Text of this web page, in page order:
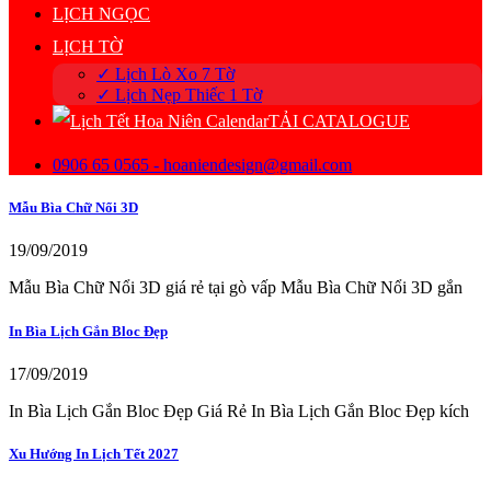
LỊCH NGỌC
LỊCH TỜ
✓ Lịch Lò Xo 7 Tờ
✓ Lịch Nẹp Thiếc 1 Tờ
TẢI CATALOGUE
0906 65 0565 - hoaniendesign@gmail.com
Mẫu Bìa Chữ Nổi 3D
19/09/2019
Mẫu Bìa Chữ Nổi 3D giá rẻ tại gò vấp Mẫu Bìa Chữ Nổi 3D gắn
In Bìa Lịch Gắn Bloc Đẹp
17/09/2019
In Bìa Lịch Gắn Bloc Đẹp Giá Rẻ In Bìa Lịch Gắn Bloc Đẹp kích
Xu Hướng In Lịch Tết 2027